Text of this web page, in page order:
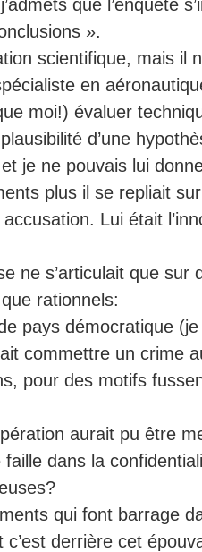
que l’enquête
».
scientifique, mais il
en
moi!) évaluer
d’une
et je ne pouvais lui
plus il se repliait
Lui était
ne s’articulait que sur
rationnels:
pays démocratique (je
commettre un crime
pour des motifs
aurait pu être
faille dans la
qui font barrage
derrière cet